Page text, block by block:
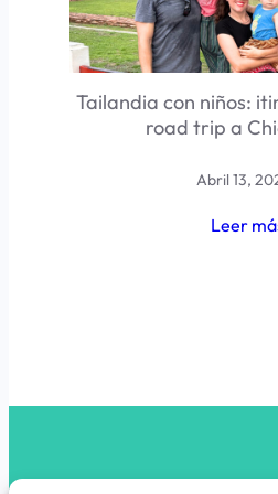
Tailandia con niños:
road trip a
Abril 13,
Leer